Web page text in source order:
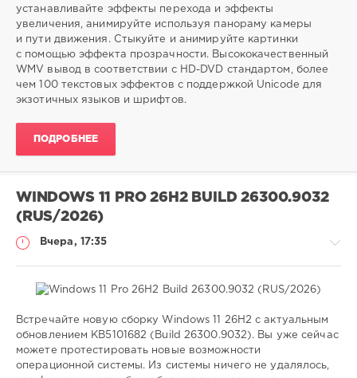
устанавливайте эффекты перехода и эффекты
увеличения, анимируйте используя панораму камеры
и пути движения. Стыкуйте и анимируйте картинки
с помощью эффекта прозрачности. Высококачественный
WMV вывод в соответствии с HD-DVD стандартом, более
чем 100 текстовых эффектов с поддержкой Unicode для
экзотичных языков и шрифтов.
ПОДРОБНЕЕ
WINDOWS 11 PRO 26H2 BUILD 26300.9032
(RUS/2026)
Вчера, 17:35
ivashka
Встречайте новую сборку Windows 11 26H2 с актуальным
обновлением KB5101682 (Build 26300.9032). Вы уже сейчас
можете протестировать новые возможности
операционной системы. Из системы ничего не удалялось,